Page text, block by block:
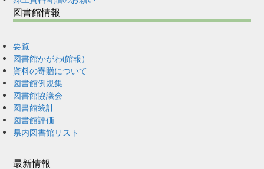
図書館情報
要覧
図書館かがわ(館報）
資料の寄贈について
図書館例規集
図書館協議会
図書館統計
図書館評価
県内図書館リスト
最新情報